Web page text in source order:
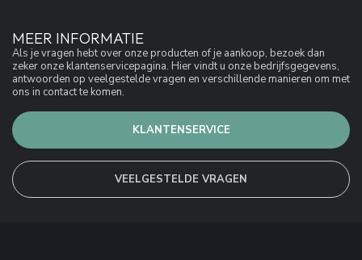
MEER INFORMATIE
Als je vragen hebt over onze producten of je aankoop, bezoek dan
zeker onze klantenservicepagina. Hier vindt u onze bedrijfsgegevens,
antwoorden op veelgestelde vragen en verschillende manieren om met
ons in contact te komen.
KLANTENSERVICE
VEELGESTELDE VRAGEN